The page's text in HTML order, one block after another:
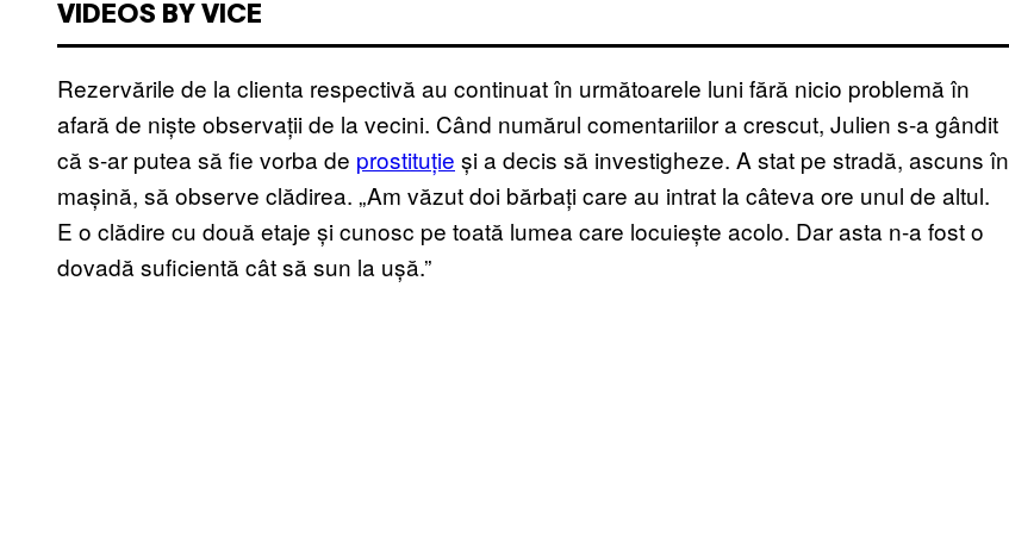
VIDEOS BY VICE
Rezervările de la clienta respectivă au continuat în următoarele luni fără nicio problemă în
afară de niște observații de la vecini. Când numărul comentariilor a crescut, Julien s-a gândit
că s-ar putea să fie vorba de prostituție și a decis să investigheze. A stat pe stradă, ascuns în
mașină, să observe clădirea. „Am văzut doi bărbați care au intrat la câteva ore unul de altul.
E o clădire cu două etaje și cunosc pe toată lumea care locuiește acolo. Dar asta n-a fost o
dovadă suficientă cât să sun la ușă.”